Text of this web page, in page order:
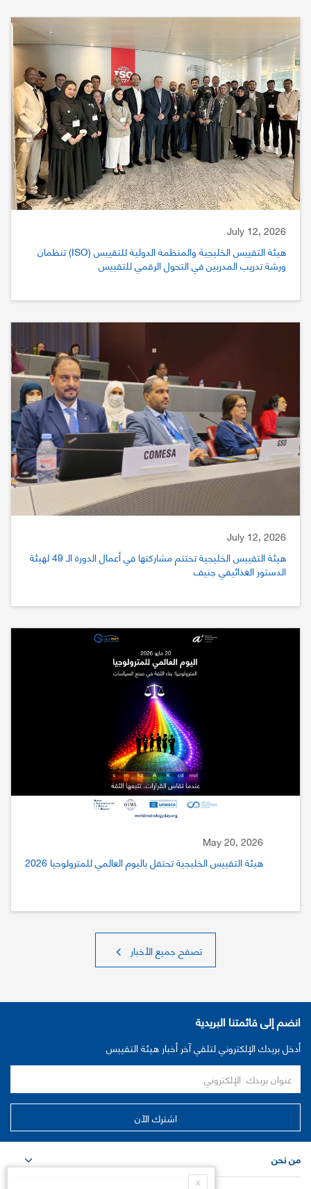
July 12, 2026
هيئة التقييس الخليجية والمنظمة الدولية للتقييس (ISO) تنظمان
ورشة تدريب المدربين في التحول الرقمي للتقييس
July 12, 2026
هيئة التقييس الخليجية تختتم مشاركتها في أعمال الدورة الـ 49 لهيئة
الدستور الغذائيفي جنيف
May 20, 2026
هيئة التقييس الخليجية تحتفل باليوم العالمي للمترولوجيا 2026
تصفح جميع الأخبار
انضم إلى قائمتنا البريدية
أدخل بريدك الإلكتروني لتلقي آخر أخبار هيئة التقييس
من نحن
X